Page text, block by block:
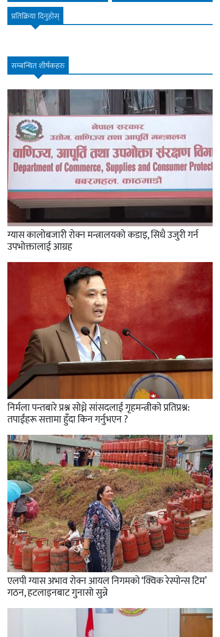
प्रतिक्रिया दिनुहोस्
सम्बन्धित शीर्षकहरु
ग्यास कालोबजारी रोक्न मन्त्रालयको कडाइ, सिधै उजुरी गर्न
उपभोक्तालाई आग्रह
निर्मला पन्तबारे प्रश्न सोध्ने सांसदलाई गृहमन्त्रीको प्रतिप्रश्न:
तपाईंहरू सत्तामा हुँदा किन गर्नुभएन ?
एलपी ग्यास अभाव रोक्न आयल निगमको ‘क्विक रेस्पोन्स टिम’
गठन, हटलाइनबाट गुनासो सुन्ने